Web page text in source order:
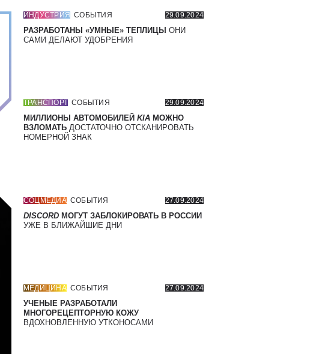
ИНДУСТРИЯ СОБЫТИЯ 29.09.2024
РАЗРАБОТАНЫ «УМНЫЕ» ТЕПЛИЦЫ ОНИ
САМИ ДЕЛАЮТ УДОБРЕНИЯ
ТРАНСПОРТ СОБЫТИЯ 29.09.2024
МИЛЛИОНЫ АВТОМОБИЛЕЙ KIA МОЖНО
ВЗЛОМАТЬ ДОСТАТОЧНО ОТСКАНИРОВАТЬ
НОМЕРНОЙ ЗНАК
СОЦМЕДИА СОБЫТИЯ 27.09.2024
DISCORD МОГУТ ЗАБЛОКИРОВАТЬ В РОССИИ
УЖЕ В БЛИЖАЙШИЕ ДНИ
МЕДИЦИНА СОБЫТИЯ 27.09.2024
УЧЕНЫЕ РАЗРАБОТАЛИ
МНОГОРЕЦЕПТОРНУЮ КОЖУ
ВДОХНОВЛЕННУЮ УТКОНОСАМИ